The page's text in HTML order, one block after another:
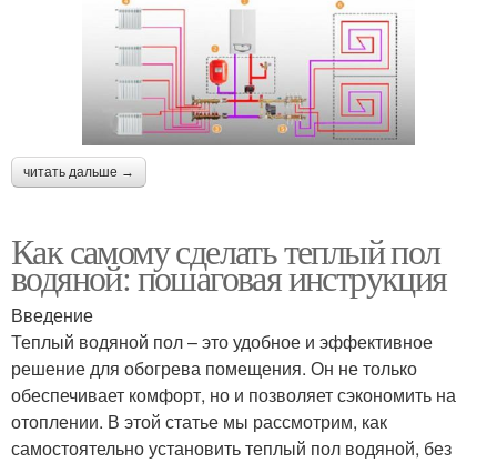
читать дальше →
Как самому сделать теплый пол
водяной: пошаговая инструкция
Введение
Теплый водяной пол – это удобное и эффективное
решение для обогрева помещения. Он не только
обеспечивает комфорт, но и позволяет сэкономить на
отоплении. В этой статье мы рассмотрим, как
самостоятельно установить теплый пол водяной, без